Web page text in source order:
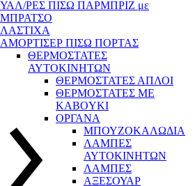
ΥΑΛ/ΡΕΣ ΠΙΣΩ ΠΑΡΜΠΡΙΖ με
ΜΠΡΑΤΣΟ
ΛΑΣΤΙΧΑ
ΑΜΟΡΤΙΣΕΡ ΠΙΣΩ ΠΟΡΤΑΣ
ΘΕΡΜΟΣΤΑΤΕΣ
ΑΥΤΟΚΙΝΗΤΩΝ
ΘΕΡΜΟΣΤΑΤΕΣ ΑΠΛΟΙ
ΘΕΡΜΟΣΤΑΤΕΣ ME
KABOYKI
ΟΡΓΑΝΑ
ΜΠΟΥΖΟΚΑΛΩΔΙΑ
ΛΑΜΠΕΣ
ΑΥΤΟΚΙΝΗΤΩΝ
ΛΑΜΠΕΣ
ΑΞΕΣΟΥΑΡ